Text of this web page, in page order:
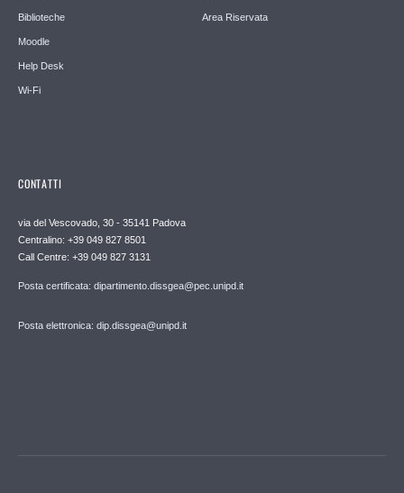
Biblioteche
Moodle
Help Desk
Wi-Fi
Area Riservata
CONTATTI
via del Vescovado, 30 - 35141 Padova
Centralino: +39 049 827 8501
Call Centre: +39 049 827 3131
Posta certificata: dipartimento.dissgea@pec.unipd.it
Posta elettronica: dip.dissgea@unipd.it